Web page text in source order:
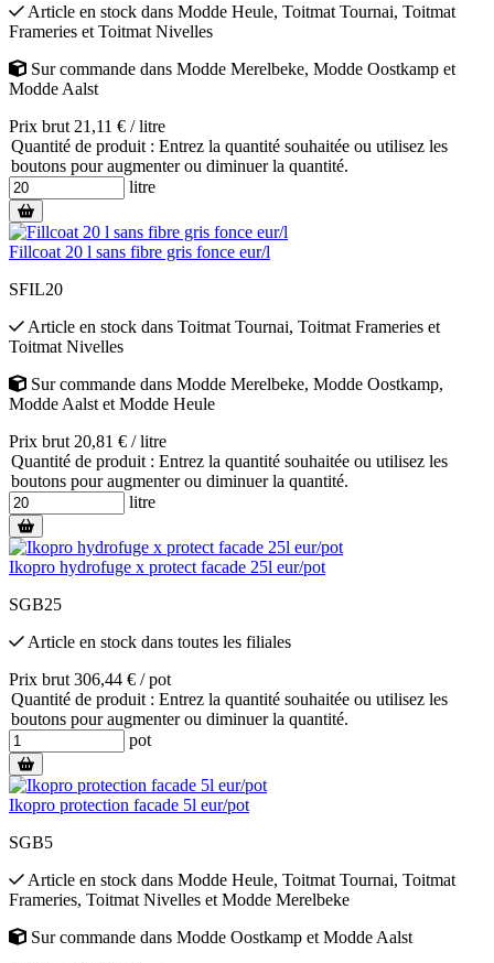
Article en stock dans Modde Heule, Toitmat Tournai, Toitmat
Frameries et Toitmat Nivelles
Sur commande dans Modde Merelbeke, Modde Oostkamp et
Modde Aalst
Prix brut 21,11 € / litre
Quantité de produit : Entrez la quantité souhaitée ou utilisez les
boutons pour augmenter ou diminuer la quantité.
litre
Fillcoat 20 l sans fibre gris fonce eur/l
SFIL20
Article en stock dans Toitmat Tournai, Toitmat Frameries et
Toitmat Nivelles
Sur commande dans Modde Merelbeke, Modde Oostkamp,
Modde Aalst et Modde Heule
Prix brut 20,81 € / litre
Quantité de produit : Entrez la quantité souhaitée ou utilisez les
boutons pour augmenter ou diminuer la quantité.
litre
Ikopro hydrofuge x protect facade 25l eur/pot
SGB25
Article en stock dans toutes les filiales
Prix brut 306,44 € / pot
Quantité de produit : Entrez la quantité souhaitée ou utilisez les
boutons pour augmenter ou diminuer la quantité.
pot
Ikopro protection facade 5l eur/pot
SGB5
Article en stock dans Modde Heule, Toitmat Tournai, Toitmat
Frameries, Toitmat Nivelles et Modde Merelbeke
Sur commande dans Modde Oostkamp et Modde Aalst